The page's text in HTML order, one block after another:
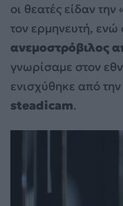
οι θεατές είδαν
τον ερμηνευτή, ενώ
ανεμοστρόβιλος
γνωρίσαμε στον
ενισχύθηκε από
steadicam.